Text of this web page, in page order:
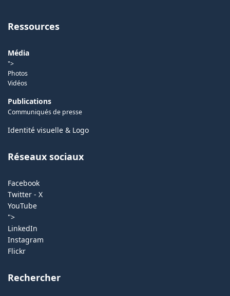
Ressources
Média
">
Photos
Vidéos
Publications
Communiqués de presse
Identité visuelle & Logo
Réseaux sociaux
Facebook
Twitter - X
YouTube
">
LinkedIn
Instagram
Flickr
Rechercher